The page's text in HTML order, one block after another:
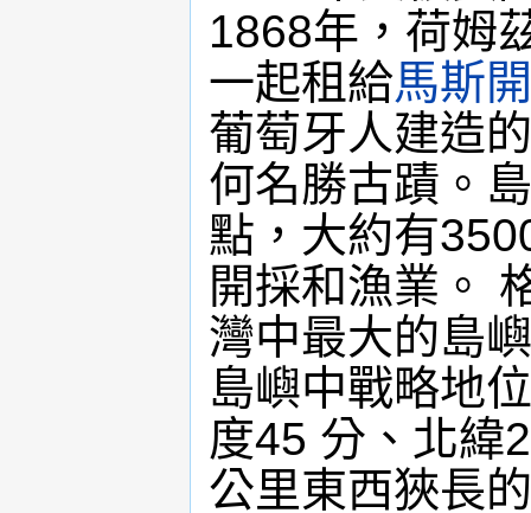
1868年，荷姆
一起租給馬斯
葡萄牙人建造
何名勝古蹟。
點，大約有
開採和漁業。
灣中最大的島
島嶼中戰略地
度45 分、北緯
公里東西狹長